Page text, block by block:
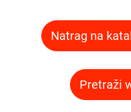
Natrag na
Pretraži